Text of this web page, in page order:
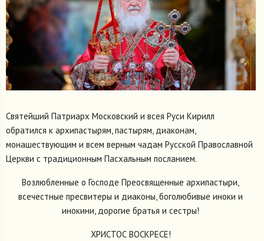
Святейший Патриарх Московский и всея Руси Кирилл
обратился к архипастырям, пастырям, диаконам,
монашествующим и всем верным чадам Русской Православной
Церкви с традиционным Пасхальным посланием.
Возлюбленные о Господе Преосвященные архипастыри,
всечестные пресвитеры и диаконы, боголюбивые иноки и
инокини, дорогие братья и сестры!
ХРИСТОС ВОСКРЕСЕ!